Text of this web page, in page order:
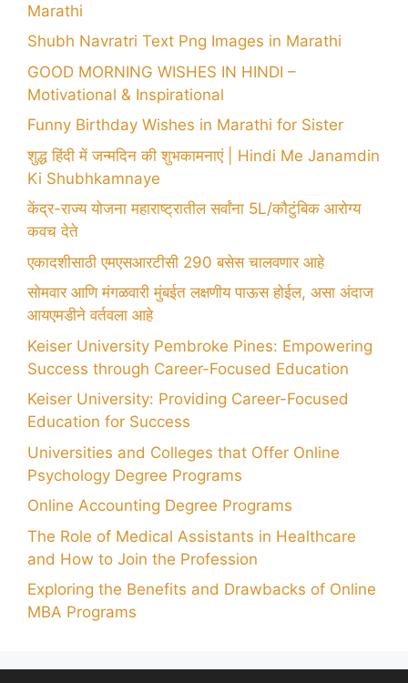
Marathi
Shubh Navratri Text Png Images in Marathi
GOOD MORNING WISHES IN HINDI –
Motivational & Inspirational
Funny Birthday Wishes in Marathi for Sister
शुद्ध हिंदी में जन्मदिन की शुभकामनाएं | Hindi Me Janamdin
Ki Shubhkamnaye
केंद्र-राज्य योजना महाराष्ट्रातील सर्वांना 5L/कौटुंबिक आरोग्य
कवच देते
एकादशीसाठी एमएसआरटीसी 290 बसेस चालवणार आहे
सोमवार आणि मंगळवारी मुंबईत लक्षणीय पाऊस होईल, असा अंदाज
आयएमडीने वर्तवला आहे
Keiser University Pembroke Pines: Empowering
Success through Career-Focused Education
Keiser University: Providing Career-Focused
Education for Success
Universities and Colleges that Offer Online
Psychology Degree Programs
Online Accounting Degree Programs
The Role of Medical Assistants in Healthcare
and How to Join the Profession
Exploring the Benefits and Drawbacks of Online
MBA Programs